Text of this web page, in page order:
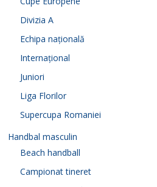
Divizia A
Echipa națională
Internațional
Juniori
Liga Florilor
Supercupa Romaniei
Handbal masculin
Beach handball
Campionat tineret